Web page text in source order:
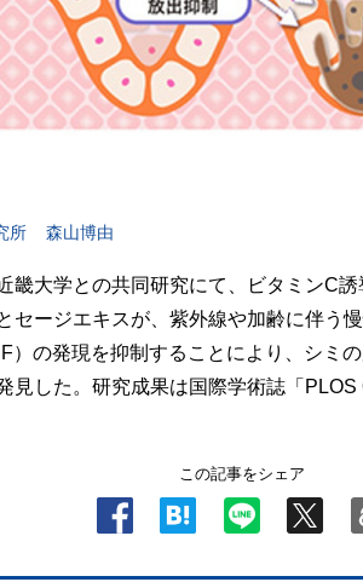
所 森山博由
畿大学との共同研究にて、ビタミンC
セージエキスが、紫外線や加齢に伴う
）の発現を抑制することにより、シミ
見した。研究成果は国際学術誌「
この記事をシェア